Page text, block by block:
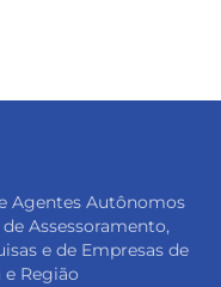
Agentes Autônomos
Assessoramento,
e de Empresas de
Região